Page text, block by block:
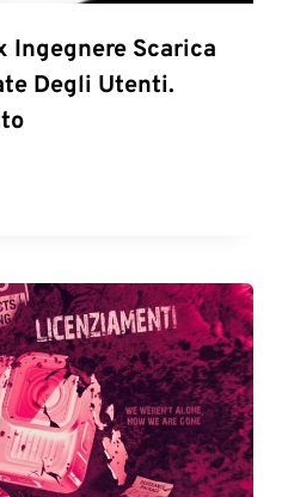
Ingegnere Scarica
Degli Utenti.